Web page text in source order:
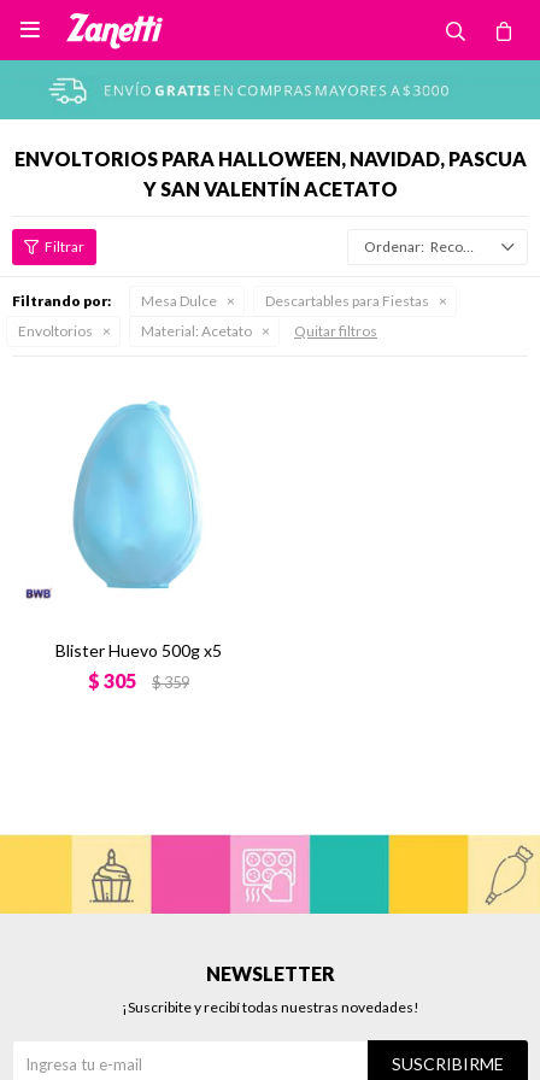

ENVOLTORIOS PARA HALLOWEEN, NAVIDAD, PASCUA
Y SAN VALENTÍN ACETATO
Recomendados
Filtrando por: Mesa Dulce
Descartables para Fiestas
Envoltorios
Material: Acetato Quitar filtros
Blister Huevo 500g x5
$ 305 $359
NEWSLETTER
¡Suscribite y recibí todas nuestras novedades!
SUSCRIBIRME